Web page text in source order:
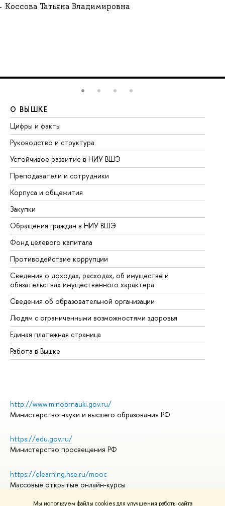
Мы используем файлы cookies для улучшения работы сайта
Коссова Татьяна Владимировна
О ВЫШКЕ
Цифры и факты
Руководство и структура
Устойчивое развитие в НИУ ВШЭ
Преподаватели и сотрудники
Корпуса и общежития
Закупки
Обращения граждан в НИУ ВШЭ
Фонд целевого капитала
Противодействие коррупции
Сведения о доходах, расходах, об имуществе и
обязательствах имущественного характера
Сведения об образовательной организации
Людям с ограниченными возможностями здоровья
Единая платежная страница
Работа в Вышке
http://www.minobrnauki.gov.ru/
Министерство науки и высшего образования РФ
https://edu.gov.ru/
Министерство просвещения РФ
https://elearning.hse.ru/mooc
Массовые открытые онлайн-курсы